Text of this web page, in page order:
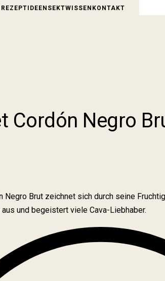
REZEPT­IDEEN SEKTWISSEN KON­TAKT
Cor­dón Negro
Negro Brut zeichnet sich durch seine
und begeistert viele Cava-Liebhaber.